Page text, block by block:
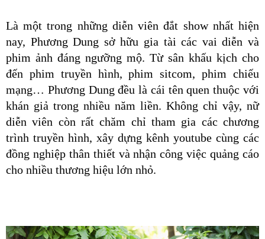
Là một trong những diễn viên đắt show nhất hiện
nay, Phương Dung sở hữu gia tài các vai diễn và
phim ảnh đáng ngưỡng mộ. Từ sân khấu kịch cho
đến phim truyền hình, phim sitcom, phim chiếu
mạng… Phương Dung đều là cái tên quen thuộc với
khán giả trong nhiều năm liền. Không chỉ vậy, nữ
diễn viên còn rất chăm chỉ tham gia các chương
trình truyền hình, xây dựng kênh youtube cùng các
đồng nghiệp thân thiết và nhận công việc quảng cáo
cho nhiều thương hiệu lớn nhỏ.